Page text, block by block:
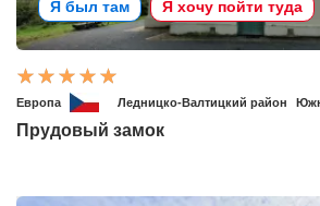
Я был там Я хочу пойти туда
Европа Ледницко-Валтицкий район
Прудовый замок